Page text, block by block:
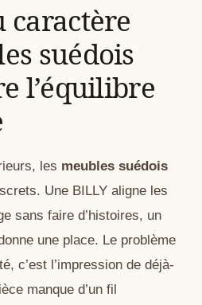
caractère
suédois
l’équilibre
les meubles suédois
Une BILLY aligne les
sans faire d’histoires, un
une place. Le problème
c’est l’impression de déjà-
manque d’un fil